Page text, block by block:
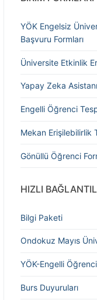
YÖK Engelsiz
Başvuru Formları
Üniversite Etkinlik
Yapay Zeka
Engelli Öğrenci
Mekan Erişilebilirlik
Gönüllü Öğrenci
HIZLI
Bilgi Paketi
Ondokuz Mayıs
YÖK-Engelli
Burs Duyuruları